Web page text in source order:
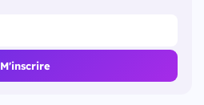
M'inscrire